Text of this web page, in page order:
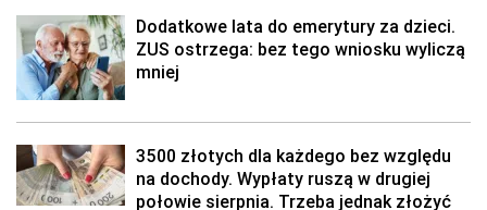
Dodatkowe lata do emerytury za dzieci.
ZUS ostrzega: bez tego wniosku wyliczą
mniej
3500 złotych dla każdego bez względu
na dochody. Wypłaty ruszą w drugiej
połowie sierpnia. Trzeba jednak złożyć